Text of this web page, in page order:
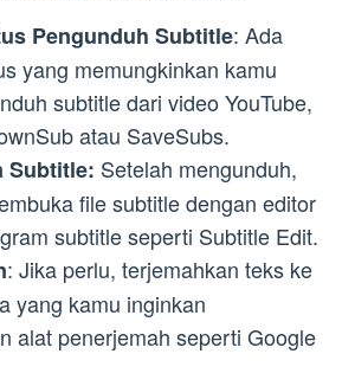
Pengunduh Subtitle: Ada
yang memungkinkan kamu
subtitle dari video YouTube,
atau SaveSubs.
Subtitle: Setelah mengunduh,
file subtitle dengan editor
subtitle seperti Subtitle Edit.
: Jika perlu, terjemahkan teks ke
yang kamu inginkan
alat penerjemah seperti Google